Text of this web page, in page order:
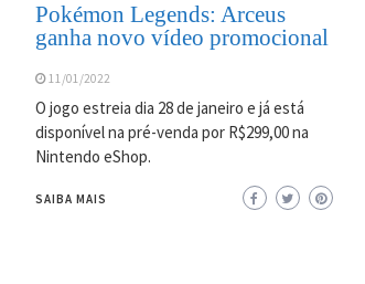
Pokémon Legends: Arceus
ganha novo vídeo promocional
11/01/2022
O jogo estreia dia 28 de janeiro e já está
disponível na pré-venda por R$299,00 na
Nintendo eShop.
SAIBA MAIS